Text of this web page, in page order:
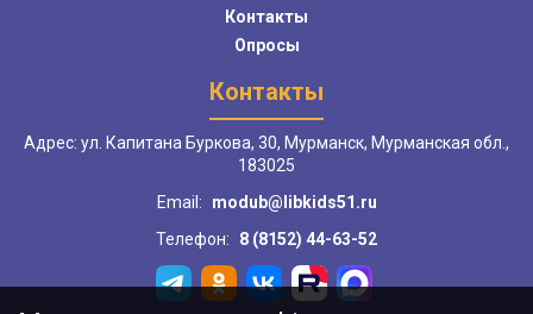
Контакты
Опросы
Контакты
Адрес: ул. Капитана Буркова, 30, Мурманск, Мурманская обл.,
183025
Email:
modub@libkids51.ru
Телефон:
8 (8152) 44-63-52